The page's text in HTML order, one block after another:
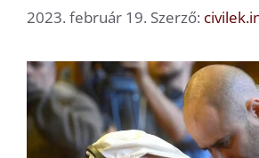
2023. február 19. Szerző: